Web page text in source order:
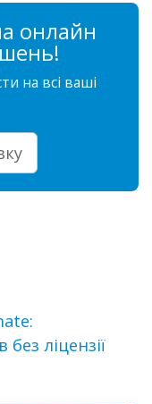
онлайн
на всі ваші
ліцензії